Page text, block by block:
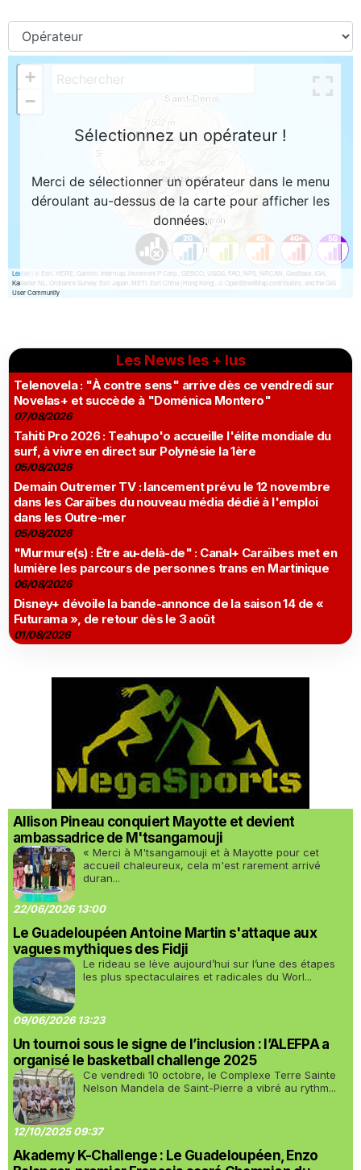
Les News les + lus
Telenovela : "À contre sens" arrive dès ce vendredi sur
Novelas+ et succède à "Doménica Montero"
07/08/2026
Tahiti Pro 2026 : Teahupo'o accueille l'élite mondiale du
surf, à vivre en direct sur Polynésie la 1ère
05/08/2026
Demain Outremer TV : lancement prévu le 12 novembre
dans les Caraïbes du nouveau média dédié à l'emploi
dans les Outre-mer
05/08/2026
"Murmure(s) : Être au-delà-de" : Canal+ Caraïbes met en
lumière les parcours de personnes trans en Martinique
06/08/2026
Disney+ dévoile la bande-annonce de la saison 14 de «
Futurama », de retour dès le 3 août
01/08/2026
Allison Pineau conquiert Mayotte et devient
ambassadrice de M'tsangamouji
« Merci à M'tsangamouji et à Mayotte pour cet
accueil chaleureux, cela m'est rarement arrivé
duran...
22/06/2026 13:00
Le Guadeloupéen Antoine Martin s'attaque aux
vagues mythiques des Fidji
Le rideau se lève aujourd’hui sur l’une des étapes
les plus spectaculaires et radicales du Worl...
09/06/2026 13:23
Un tournoi sous le signe de l’inclusion : l’ALEFPA a
organisé le basketball challenge 2025
Ce vendredi 10 octobre, le Complexe Terre Sainte
Nelson Mandela de Saint-Pierre a vibré au rythm...
12/10/2025 09:37
Akademy K-Challenge : Le Guadeloupéen, Enzo